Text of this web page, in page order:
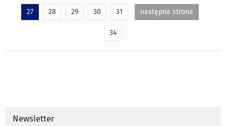
27 28 29 30 31 następna strona
34
Newsletter